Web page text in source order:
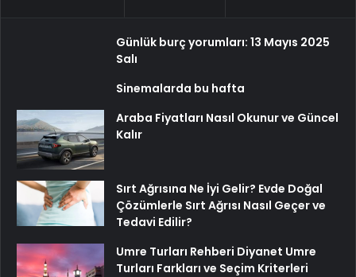
Günlük burç yorumları: 13 Mayıs 2025
Salı
Sinemalarda bu hafta
Araba Fiyatları Nasıl Okunur ve Güncel
Kalır
Sırt Ağrısına Ne İyi Gelir? Evde Doğal
Çözümlerle Sırt Ağrısı Nasıl Geçer ve
Tedavi Edilir?
Umre Turları Rehberi Diyanet Umre
Turları Farkları ve Seçim Kriterleri